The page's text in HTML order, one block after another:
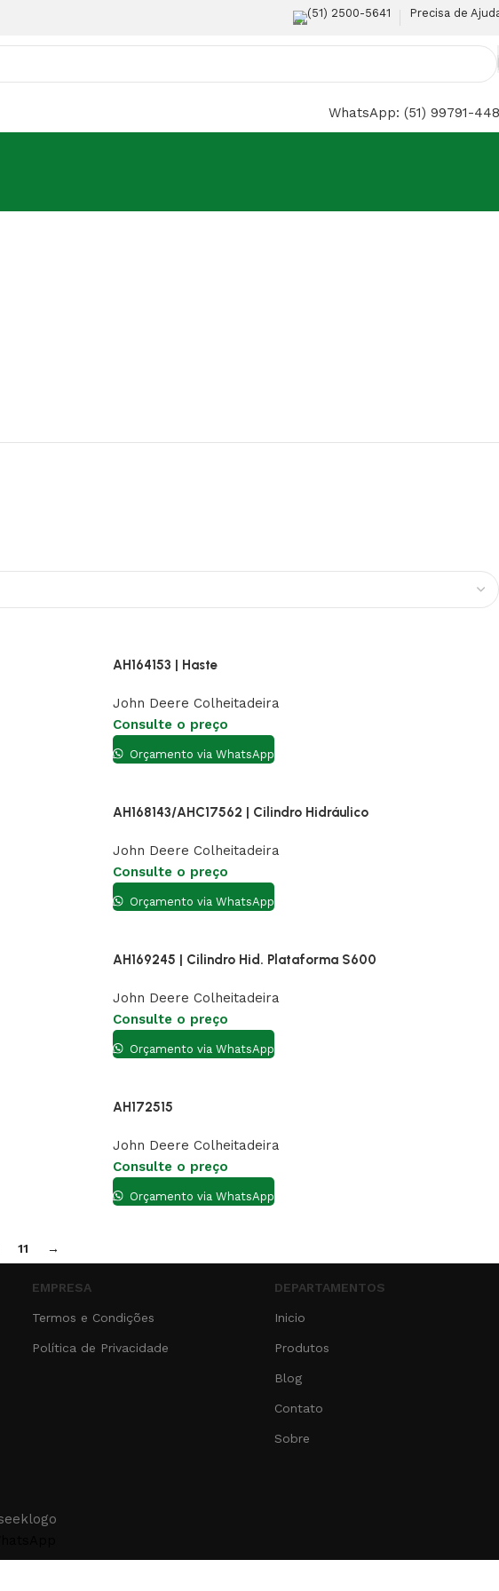
(51) 2500-5641 Precisa de
WhatsApp: (51) 99791-
AH164153 | Haste
John Deere Colheitadeira
Consulte o preço
Orçamento via WhatsApp
AH168143/AHC17562 | Cilindro Hidráulico
John Deere Colheitadeira
Consulte o preço
Orçamento via WhatsApp
AH169245 | Cilindro Hid. Plataforma S600
John Deere Colheitadeira
Consulte o preço
Orçamento via WhatsApp
AH172515
John Deere Colheitadeira
Consulte o preço
Orçamento via WhatsApp
11 →
EMPRESA
Termos e Condições
Política de Privacidade
DEPARTAMENTOS
Inicio
Produtos
Blog
Contato
Sobre